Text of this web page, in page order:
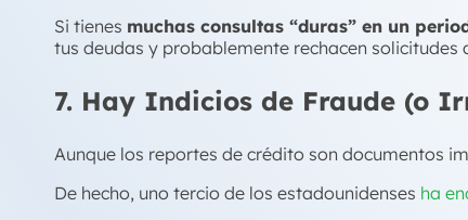
Si tienes muchas consultas “duras” en un
tus deudas y probablemente rechacen solicitudes
7. Hay Indicios de Fraude (o
Aunque los reportes de crédito son documentos
De hecho, uno tercio de los estadounidenses ha